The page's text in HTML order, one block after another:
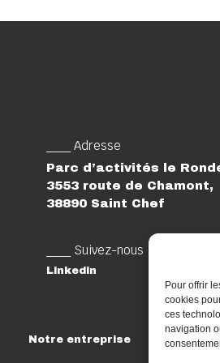
Pour offrir
cookies
ces
navigation
___ Adresse
Parc d’activités le
3553 route de Chamont,
38890 Saint Chef
___ Suivez-nous
Linkedin
Notre entreprise